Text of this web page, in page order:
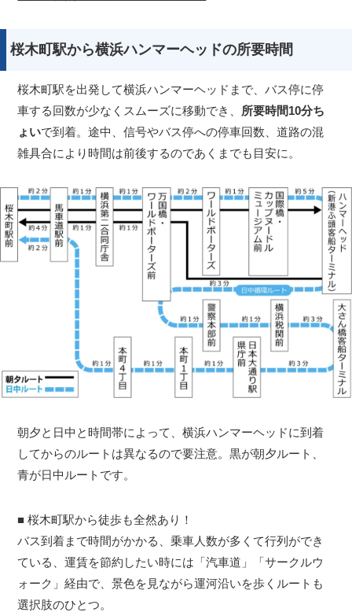
桜木町駅から横浜ハンマーヘッドの所要時間
桜木町駅を出発して横浜ハンマーヘッドまで、バス停に停
車する回数が少なくスムーズに移動でき、 所要時間10分ち
ょいで到着。途中、信号やバス停への停車回数、道路の混
雑具合により時間は前後するのであくまでも目安に。
朝夕と日中と時間帯によって、横浜ハンマーヘッドに到着
してからのルートは異なるので要注意。黒が朝夕ルート、
青が日中ルートです。
■ 桜木町駅から徒歩も全然あり！
バス到着まで時間がかかる、乗車人数が多くて行列ができ
ている、運賃を節約したい時には「汽車道」「サークルウ
ォーク」経由で、景色を見ながら運河沿いを歩くルートも
選択肢のひとつ。